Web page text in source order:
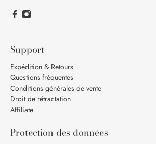
Support
Expédition & Retours
Questions fréquentes
Conditions générales de vente
Droit de rétractation
Affiliate
Protection des données